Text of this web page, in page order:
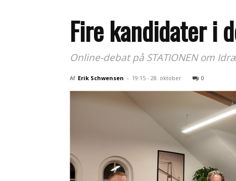
Fire kandidater i
Online-debat på STATIONEN om
Af Erik Schwensen - 19:15 - 28. oktober 0